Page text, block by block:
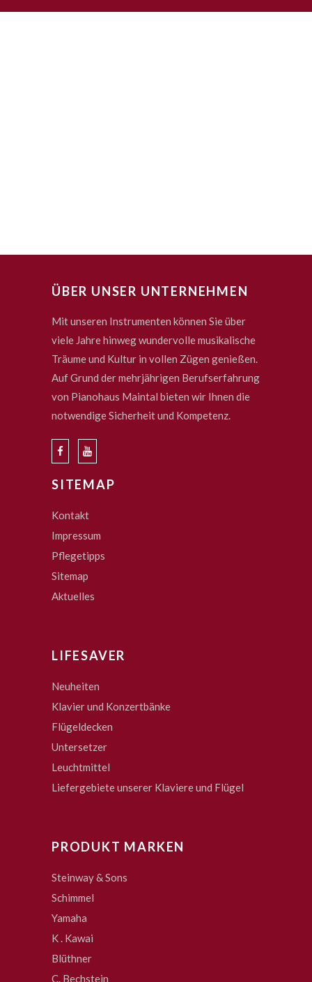
ÜBER UNSER UNTERNEHMEN
Mit unseren Instrumenten können Sie über
viele Jahre hinweg wundervolle musikalische
Träume und Kultur in vollen Zügen genießen.
Auf Grund der mehrjährigen Berufserfahrung
von Pianohaus Maintal bieten wir Ihnen die
notwendige Sicherheit und Kompetenz.
SITEMAP
Kontakt
Impressum
Pflegetipps
Sitemap
Aktuelles
LIFESAVER
Neuheiten
Klavier und Konzertbänke
Flügeldecken
Untersetzer
Leuchtmittel
Liefergebiete unserer Klaviere und Flügel
PRODUKT MARKEN
Steinway & Sons
Schimmel
Yamaha
K . Kawai
Blüthner
C. Bechstein